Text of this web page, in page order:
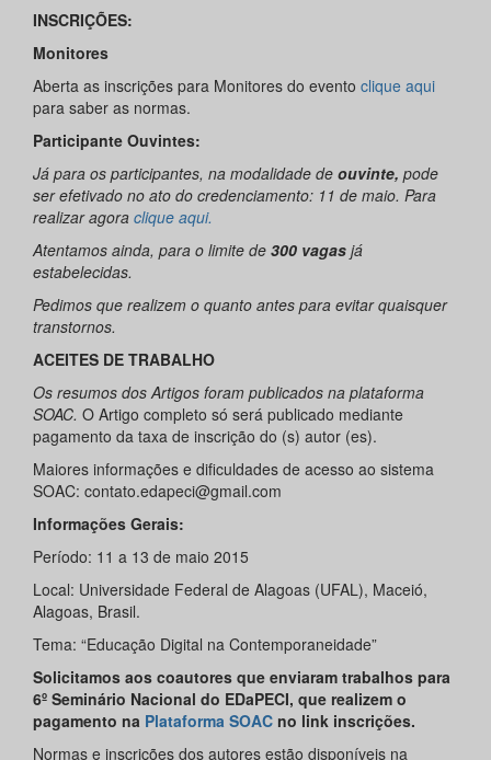
INSCRIÇÕES:
Monitores
Aberta as inscrições para Monitores do evento clique aqui
para saber as normas.
Participante Ouvintes:
Já para os participantes, na modalidade de ouvinte, pode
ser efetivado no ato do credenciamento: 11 de maio. Para
realizar agora clique aqui.
Atentamos ainda, para o limite de 300 vagas já
estabelecidas.
Pedimos que realizem o quanto antes para evitar quaisquer
transtornos.
ACEITES DE TRABALHO
Os resumos dos Artigos foram publicados na plataforma
SOAC. O Artigo completo só será publicado mediante
pagamento da taxa de inscrição do (s) autor (es).
Maiores informações e dificuldades de acesso ao sistema
SOAC: contato.edapeci@gmail.com
Informações Gerais:
Período: 11 a 13 de maio 2015
Local: Universidade Federal de Alagoas (UFAL), Maceió,
Alagoas, Brasil.
Tema: “Educação Digital na Contemporaneidade”
Solicitamos aos coautores que enviaram trabalhos para
6º Seminário Nacional do EDaPECI, que realizem o
pagamento na Plataforma SOAC no link inscrições.
Normas e inscrições dos autores estão disponíveis na